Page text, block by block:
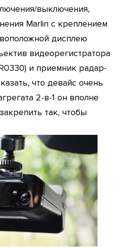
выключения,
Marlin с креплением
дисплею
видеорегистратора
и приемник радар-
что девайс очень
2-в-1 он вполне
так, чтобы